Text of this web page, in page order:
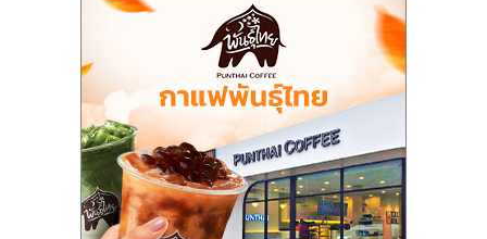
ไชส์,
รวม
แฟ